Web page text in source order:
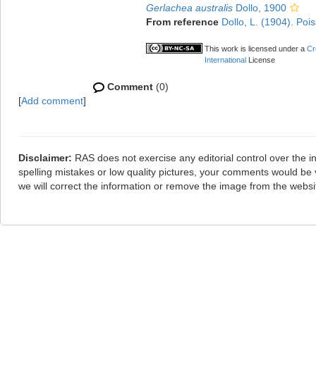
Gerlachea australis Dollo, 1900
From reference Dollo, L. (1904).
This work is licensed under a
International License
Comment (0)
[Add comment]
Disclaimer: RAS does not exercise any editorial control over the
spelling mistakes or low quality pictures, your comments would
we will correct the information or remove the image from the